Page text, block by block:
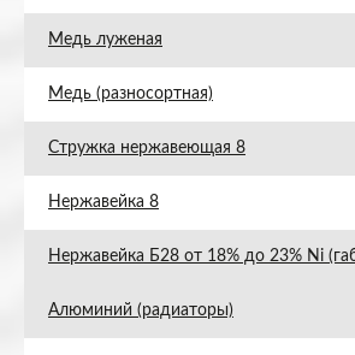
Медь луженая
Медь (разносортная)
Стружка нержавеющая 8
Нержавейка 8
Нержавейка Б28 от 18% до 23% Ni
Алюминий (радиаторы)